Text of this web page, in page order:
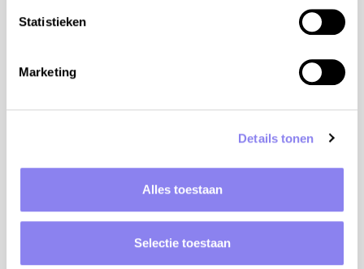
Statistieken
Marketing
Details tonen
Alles toestaan
Selectie toestaan
Huisdieren
BBQ/Plancha
Internettoegang
Tafeltennis
Toegankelijke woning
Omheind zwembad